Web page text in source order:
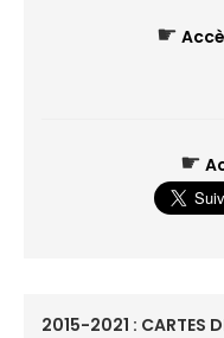
☛
☛
2015-2021 : CARTES